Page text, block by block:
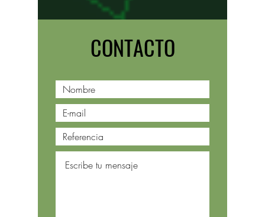
CONTACTO